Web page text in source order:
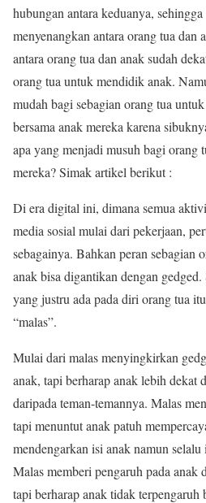
hubungan antara keduanya,
menyenangkan antara orang tua dan
antara orang tua dan anak sudah
orang tua untuk mendidik anak.
mudah bagi sebagian orang tua
bersama anak mereka karena
apa yang menjadi musuh bagi orang
mereka? Simak artikel berikut :
Di era digital ini, dimana semua
media sosial mulai dari pekerjaan,
sebagainya. Bahkan peran sebagian
anak bisa digantikan dengan
yang justru ada pada diri orang tua
“malas”.
Mulai dari malas menyingkirkan
anak, tapi berharap anak lebih dekat
daripada teman-temannya. Malas
tapi menuntut anak patuh
mendengarkan isi anak namun
Malas memberi pengaruh pada anak
tapi berharap anak tidak